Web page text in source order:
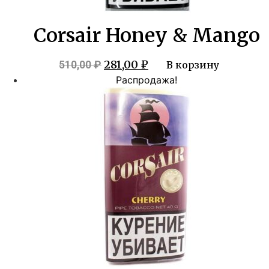
Corsair Honey & Mango
510,00₽Первоначальная
цена
составляла
510,00 ₽.
281,00 ₽ Текущая
цена:
281,00 ₽.
В корзину
Распродажа!